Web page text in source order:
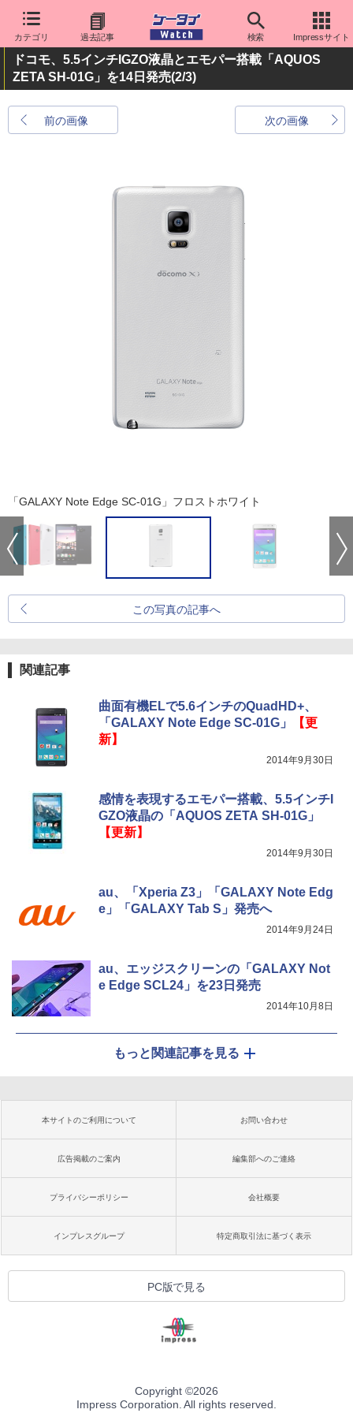
カテゴリ 過去記事 検索 Impressサイト
ドコモ、5.5インチIGZO液晶とエモパー搭載「AQUOS
ZETA SH-01G」を14日発売(2/3)
前の画像 次の画像
「GALAXY Note Edge SC-01G」フロストホワイト
この写真の記事へ
関連記事
曲面有機ELで5.6インチのQuadHD+、
「GALAXY Note Edge SC-01G」
【更
新】
2014年9月30日
感情を表現するエモパー搭載、5.5インチI
GZO液晶の「AQUOS ZETA SH-01G」
【更新】
2014年9月30日
au、「Xperia Z3」「GALAXY Note Edg
e」「GALAXY Tab S」発売へ
2014年9月24日
au、エッジスクリーンの「GALAXY Not
e Edge SCL24」を23日発売
2014年10月8日
もっと関連記事を見る
本サイトのご利用について お問い合わせ
広告掲載のご案内 編集部へのご連絡
プライバシーポリシー 会社概要
インプレスグループ 特定商取引法に基づく表示
PC版で見る
Copyright ©2026
Impress Corporation. All rights reserved.